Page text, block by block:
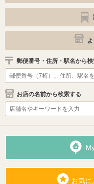
郵便番号・住所・駅名から検
お店の名前から検索する
お気に